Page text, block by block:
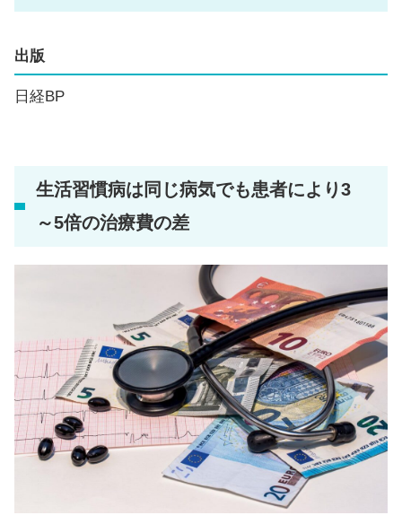
出版
日経BP
生活習慣病は同じ病気でも患者により3
～5倍の治療費の差